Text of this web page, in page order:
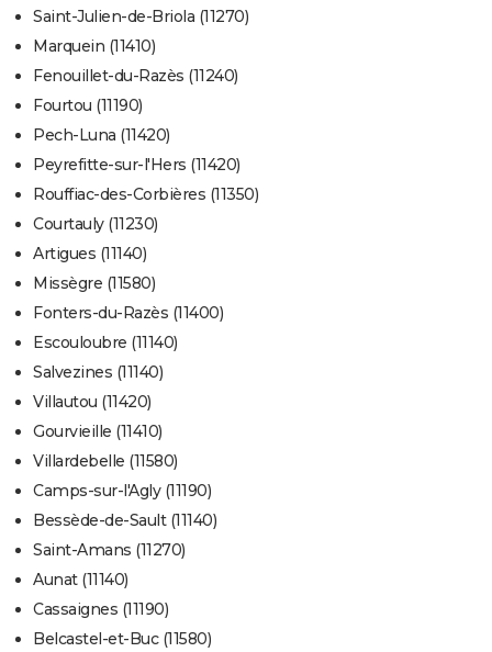
Saint-Julien-de-Briola (11270)
Marquein (11410)
Fenouillet-du-Razès (11240)
Fourtou (11190)
Pech-Luna (11420)
Peyrefitte-sur-l'Hers (11420)
Rouffiac-des-Corbières (11350)
Courtauly (11230)
Artigues (11140)
Missègre (11580)
Fonters-du-Razès (11400)
Escouloubre (11140)
Salvezines (11140)
Villautou (11420)
Gourvieille (11410)
Villardebelle (11580)
Camps-sur-l'Agly (11190)
Bessède-de-Sault (11140)
Saint-Amans (11270)
Aunat (11140)
Cassaignes (11190)
Belcastel-et-Buc (11580)